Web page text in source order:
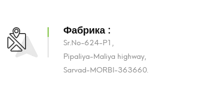
Фабрика :
Sr.No-624-P1,
Pipaliya-Maliya highway,
Sarvad-MORBI-363660.